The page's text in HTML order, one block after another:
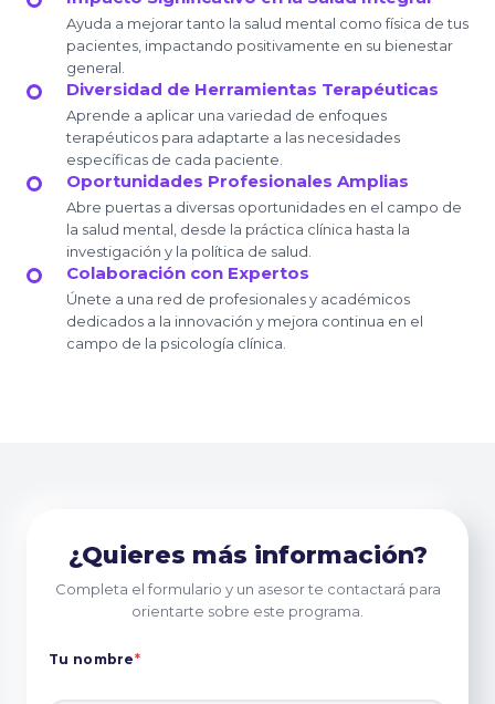
Ayuda a mejorar tanto la salud mental como física de tus
pacientes, impactando positivamente en su bienestar
general.
Diversidad de Herramientas Terapéuticas
Aprende a aplicar una variedad de enfoques
terapéuticos para adaptarte a las necesidades
específicas de cada paciente.
Oportunidades Profesionales Amplias
Abre puertas a diversas oportunidades en el campo de
la salud mental, desde la práctica clínica hasta la
investigación y la política de salud.
Colaboración con Expertos
Únete a una red de profesionales y académicos
dedicados a la innovación y mejora continua en el
campo de la psicología clínica.
¿Quieres más información?
Completa el formulario y un asesor te contactará para
orientarte sobre este programa.
Tu nombre*